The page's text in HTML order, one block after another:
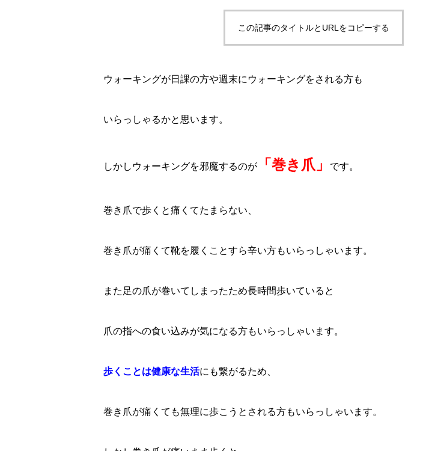
この記事のタイトルとURLをコピーする
ウォーキングが日課の方や週末にウォーキングをされる方も
いらっしゃるかと思います。
しかしウォーキングを邪魔するのが 「巻き爪」 です。
巻き爪で歩くと痛くてたまらない、
巻き爪が痛くて靴を履くことすら辛い方もいらっしゃいます。
また足の爪が巻いてしまったため長時間歩いていると
爪の指への食い込みが気になる方もいらっしゃいます。
歩くことは健康な生活にも繋がるため、
巻き爪が痛くても無理に歩こうとされる方もいらっしゃいます。